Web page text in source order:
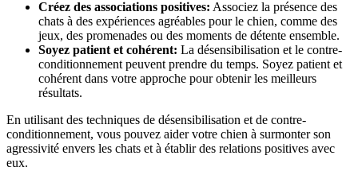
Créez des associations positives: Associez la présence des
chats à des expériences agréables pour le chien, comme des
jeux, des promenades ou des moments de détente ensemble.
Soyez patient et cohérent: La désensibilisation et le contre-
conditionnement peuvent prendre du temps. Soyez patient et
cohérent dans votre approche pour obtenir les meilleurs
résultats.
En utilisant des techniques de désensibilisation et de contre-
conditionnement, vous pouvez aider votre chien à surmonter son
agressivité envers les chats et à établir des relations positives avec
eux.